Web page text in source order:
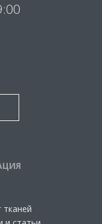
тканей